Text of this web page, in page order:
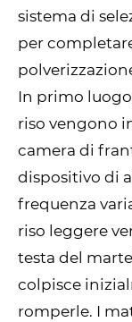
sistema di
per
In primo
riso vengono
camera di
dispositivo di
frequenza
riso leggere
testa del
colpisce
romperle. I